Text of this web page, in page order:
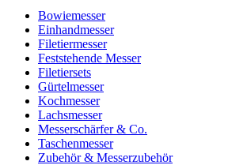
Bowiemesser
Einhandmesser
Filetiermesser
Feststehende Messer
Filetiersets
Gürtelmesser
Kochmesser
Lachsmesser
Messerschärfer & Co.
Taschenmesser
Zubehör & Messerzubehör